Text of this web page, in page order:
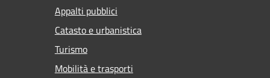
Appalti pubblici
Catasto e urbanistica
Turismo
Mobilità e trasporti